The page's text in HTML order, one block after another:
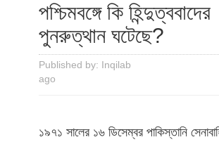
পশ্চিমবঙ্গে কি হিন্দুত্ববাদের
পুনরুত্থান ঘটেছে?
Published by: Inqilab
ago
১৯৭১ সালের ১৬ ডিসেম্বর পাকিস্তানি